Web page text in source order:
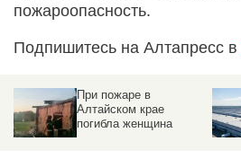
пожароопасность.
Подпишитесь на Алтапресс в
При пожаре в
Алтайском крае
погибла женщина